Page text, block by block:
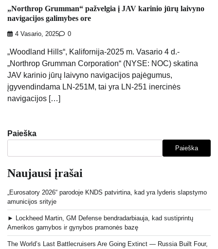
„Northrop Grumman“ pažvelgia į JAV karinio jūrų laivyno
navigacijos galimybes ore
4 Vasario, 2025 0
„Woodland Hills“, Kalifornija-2025 m. Vasario 4 d.-
„Northrop Grumman Corporation“ (NYSE: NOC) skatina
JAV karinio jūrų laivyno navigacijos pajėgumus,
įgyvendindama LN-251M, tai yra LN-251 inercinės
navigacijos […]
Paieška
Paieška
Naujausi įrašai
„Eurosatory 2026“ parodoje KNDS patvirtina, kad yra lyderis slapstymo
amunicijos srityje
► Lockheed Martin, GM Defense bendradarbiauja, kad sustiprintų
Amerikos gamybos ir gynybos pramonės bazę
The World’s Last Battlecruisers Are Going Extinct — Russia Built Four,